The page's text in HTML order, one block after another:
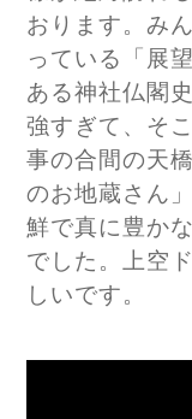
おります。み
っている「展
ある神社仏閣
強すぎて、そ
事の合間の天
のお地蔵さん
鮮で真に豊か
でした。上空
しいです。